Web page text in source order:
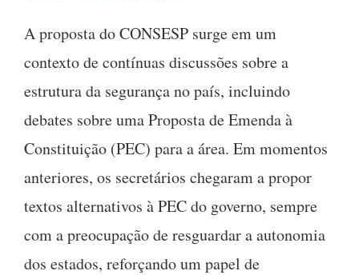
A proposta do CONSESP surge em um
contexto de contínuas discussões sobre a
estrutura da segurança no país, incluindo
debates sobre uma Proposta de Emenda à
Constituição (PEC) para a área. Em momentos
anteriores, os secretários chegaram a propor
textos alternativos à PEC do governo, sempre
com a preocupação de resguardar a autonomia
dos estados, reforçando um papel de